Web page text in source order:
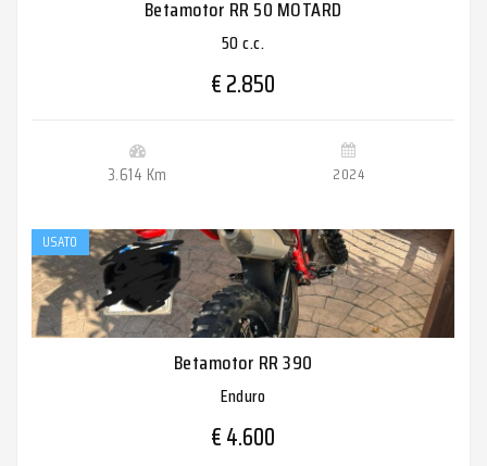
Betamotor RR 50 MOTARD
50 c.c.
€ 2.850
3.614 Km 2024
USATO
Betamotor RR 390
Enduro
€ 4.600